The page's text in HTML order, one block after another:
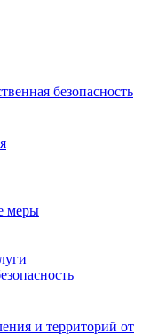
безопасность
меры
и территорий от